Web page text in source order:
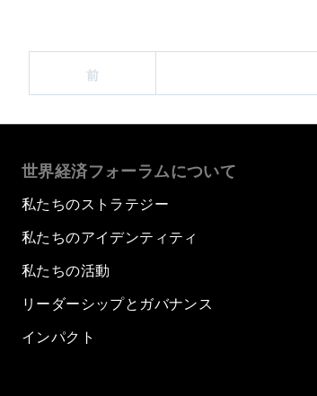
前
世界経済フォーラムについて
私たちのストラテジー
私たちのアイデンティティ
私たちの活動
リーダーシップとガバナンス
インパクト